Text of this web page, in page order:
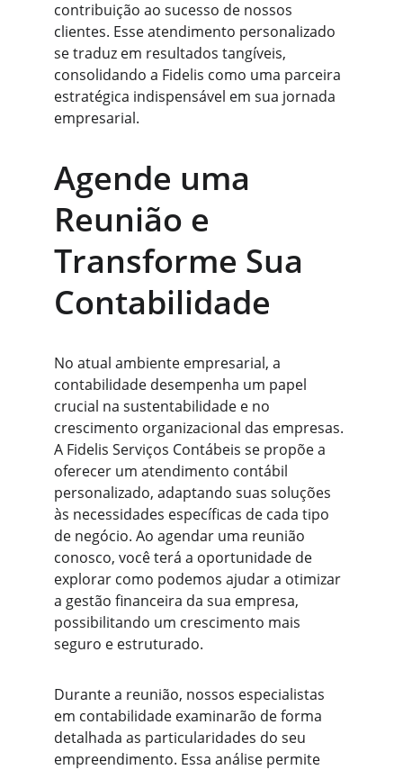
contribuição ao sucesso de nossos
clientes. Esse atendimento personalizado
se traduz em resultados tangíveis,
consolidando a Fidelis como uma parceira
estratégica indispensável em sua jornada
empresarial.
Agende uma
Reunião e
Transforme Sua
Contabilidade
No atual ambiente empresarial, a
contabilidade desempenha um papel
crucial na sustentabilidade e no
crescimento organizacional das empresas.
A Fidelis Serviços Contábeis se propõe a
oferecer um atendimento contábil
personalizado, adaptando suas soluções
às necessidades específicas de cada tipo
de negócio. Ao agendar uma reunião
conosco, você terá a oportunidade de
explorar como podemos ajudar a otimizar
a gestão financeira da sua empresa,
possibilitando um crescimento mais
seguro e estruturado.
Durante a reunião, nossos especialistas
em contabilidade examinarão de forma
detalhada as particularidades do seu
empreendimento. Essa análise permite